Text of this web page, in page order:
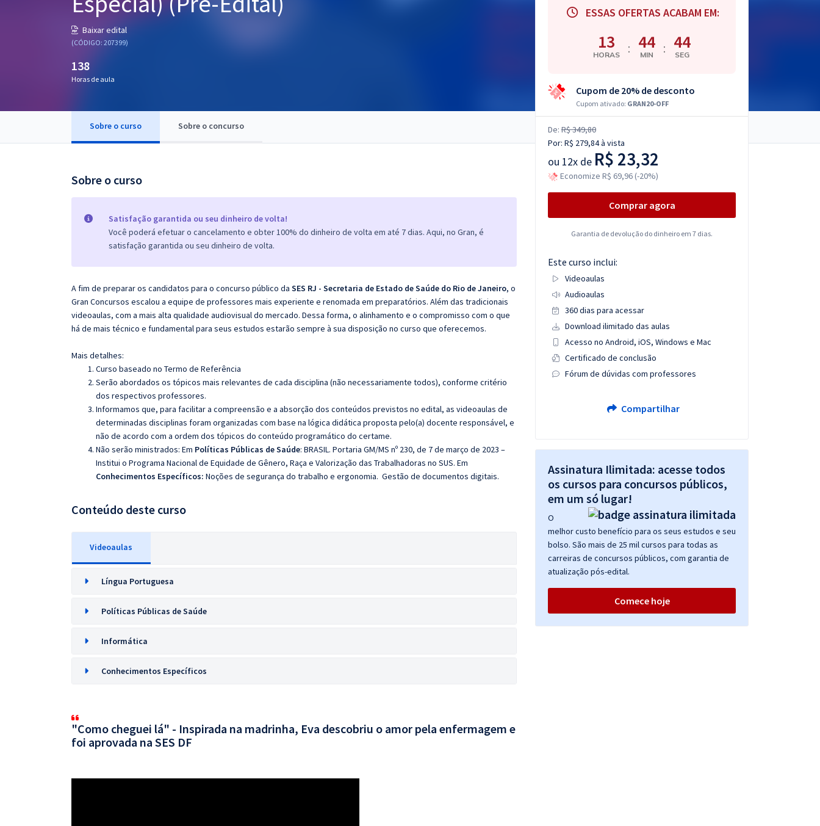
Baixar edital
(CÓDIGO: 207399)
138
Horas de aula
Sobre o curso Sobre o concurso
Sobre o curso
Satisfação garantida ou seu dinheiro de volta!
Você poderá efetuar o cancelamento e obter 100% do dinheiro de volta em até 7 dias. Aqui, no Gran, é
satisfação garantida ou seu dinheiro de volta.
A fim de preparar os candidatos para o concurso público da SES RJ - Secretaria de Estado de Saúde do Rio de Janeiro, o
Gran Concursos escalou a equipe de professores mais experiente e renomada em preparatórios. Além das tradicionais
videoaulas, com a mais alta qualidade audiovisual do mercado. Dessa forma, o alinhamento e o compromisso com o que
há de mais técnico e fundamental para seus estudos estarão sempre à sua disposição no curso que oferecemos.
Mais detalhes:
Curso baseado no Termo de Referência
Serão abordados os tópicos mais relevantes de cada disciplina (não necessariamente todos), conforme critério
dos respectivos professores.
Informamos que, para facilitar a compreensão e a absorção dos conteúdos previstos no edital, as videoaulas de
determinadas disciplinas foram organizadas com base na lógica didática proposta pelo(a) docente responsável, e
não de acordo com a ordem dos tópicos do conteúdo programático do certame.
Não serão ministrados: Em Políticas Públicas de Saúde: BRASIL. Portaria GM/MS nº 230, de 7 de março de 2023 –
Institui o Programa Nacional de Equidade de Gênero, Raça e Valorização das Trabalhadoras no SUS. Em
Conhecimentos Específicos: Noções de segurança do trabalho e ergonomia. Gestão de documentos digitais.
Conteúdo deste curso
Videoaulas
Língua Portuguesa
Políticas Públicas de Saúde
Informática
Conhecimentos Específicos
"Como cheguei lá" - Inspirada na madrinha, Eva descobriu o amor pela enfermagem e
foi aprovada na SES DF
ESSAS OFERTAS ACABAM EM:
13
HORAS : 44
MIN : 43
SEG
Cupom de 20% de desconto
Cupom ativado: GRAN20-OFF
De: R$ 349,80
Por: R$ 279,84à vista
ou 12x de R$ 23,32
Economize R$ 69,96 (-20%)
Comprar agora
Garantia de devolução do dinheiro em 7 dias.
Este curso inclui:
Videoaulas
Audioaulas
360 dias para acessar
Download ilimitado das aulas
Acesso no Android, iOS, Windows e Mac
Certificado de conclusão
Fórum de dúvidas com professores
Compartilhar
Assinatura Ilimitada: acesse todos
os cursos para concursos públicos,
em um só lugar!
O
melhor custo benefício para os seus estudos e seu
bolso. São mais de 25 mil cursos para todas as
carreiras de concursos públicos, com garantia de
atualização pós-edital.
Comece hoje